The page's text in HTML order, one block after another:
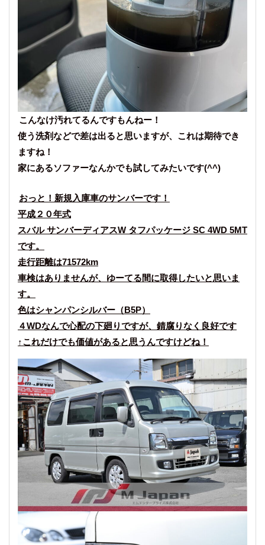
こんなけ汚れてるんですもんねー！
使う洗剤などで差は出ると思いますが、これは期待でき
ますね！
家にあるソファーなんかでも試してみたいです(^^)
おっと！新規入庫車のサンバーです！
平成２０年式
スバル サンバーディアスW タフパッケージ SC 4WD 5MT
です。
走行距離は71572km
車検はありませんが、ゆーてる間に取得したいと思いま
す。
色はシャンパンシルバー（B5P）
４WDなんで心配の下廻りですが、錆腐りなく良好です
↑これだけでも価値があると思うんですけどね！